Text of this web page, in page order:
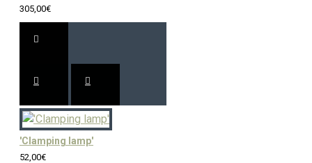
305,00€
'Clamping lamp'
52,00€